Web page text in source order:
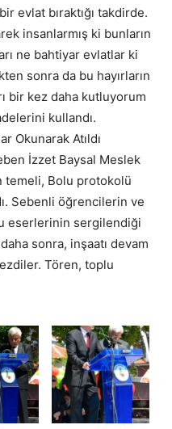
evlat bıraktığı takdirde.
insanlarmış ki bunların
ne bahtiyar evlatlar ki
sonra da bu hayırların
bir kez daha kutluyorum
kullandı.
Okunarak Atıldı
İzzet Baysal Meslek
temeli, Bolu protokolü
Sebenli öğrencilerin ve
eserlerinin sergilendiği
sonra, inşaatı devam
Tören, toplu